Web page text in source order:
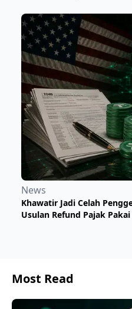
News
Khawatir Jadi Celah
Usulan Refund Pajak
Most Read